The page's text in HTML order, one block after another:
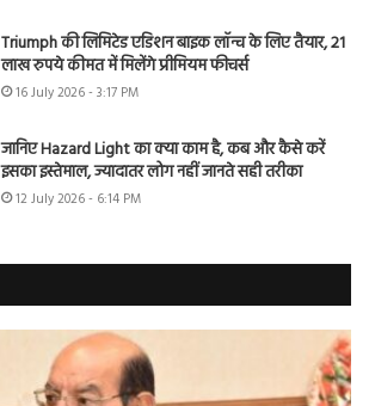
Triumph की लिमिटेड एडिशन बाइक लॉन्च के लिए तैयार, 21
लाख रुपये कीमत में मिलेंगे प्रीमियम फीचर्स
16 July 2026 - 3:17 PM
जानिए Hazard Light का क्या काम है, कब और कैसे करें
इसका इस्तेमाल, ज्यादातर लोग नहीं जानते सही तरीका
12 July 2026 - 6:14 PM